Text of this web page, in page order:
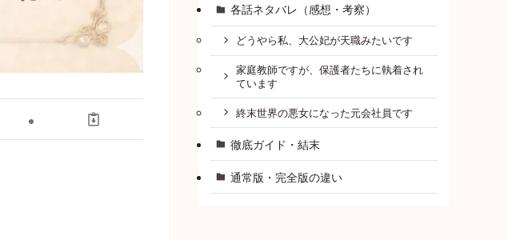
各話ネタバレ（感想・考察）
どうやら私、大公妃が天職みたいです
家庭教師ですが、保護者たちに執着され
ています
終末世界の悪女になった元会社員です
徹底ガイド・結末
通常版・完全版の違い